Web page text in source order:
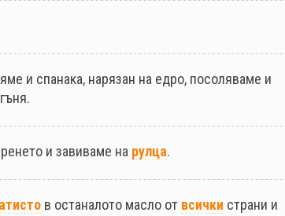
и спанака, нарязан на едро, посоляваме и
и завиваме на рулца.
в останалото масло от всички страни и